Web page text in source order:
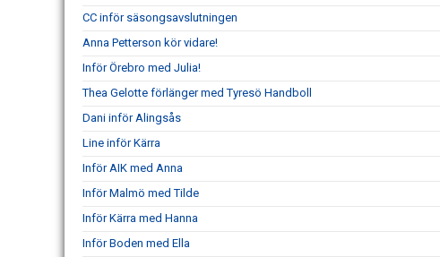
CC inför säsongsavslutningen
Anna Petterson kör vidare!
Inför Örebro med Julia!
Thea Gelotte förlänger med Tyresö Handboll
Dani inför Alingsås
Line inför Kärra
Inför AIK med Anna
Inför Malmö med Tilde
Inför Kärra med Hanna
Inför Boden med Ella